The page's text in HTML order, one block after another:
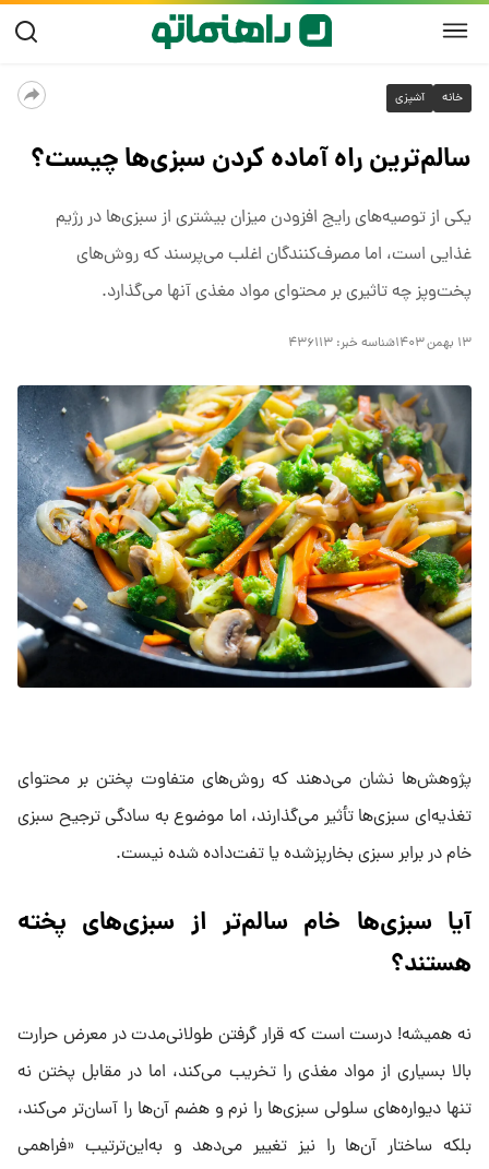
خانه آشپزی
سالم‌ترین راه آماده کردن سبزی‌ها چیست؟
یکی از توصیه‌های رایج افزودن میزان بیشتری از سبزی‌ها در رژیم
غذایی است، اما مصرف‌کنندگان اغلب می‌پرسند که روش‌های
پخت‌وپز چه تاثیری بر محتوای مواد مغذی آنها می‌گذارد.
۱۳ بهمن ۱۴۰۳ شناسه خبر: ۴۳۶۱۱۳
پژوهش‌ها نشان می‌دهند که روش‌های متفاوت پختن بر محتوای
تغذیه‌ای سبزی‌ها تأثیر می‌گذارند، اما موضوع به سادگی ترجیح سبزی
خام در برابر سبزی بخارپزشده یا تفت‌داده شده نیست.
آیا سبزی‌ها خام سالم‌تر از سبزی‌های پخته
هستند؟
نه همیشه! درست است که قرار گرفتن طولانی‌مدت در معرض حرارت
بالا بسیاری از مواد مغذی را تخریب می‌کند، اما در مقابل پختن نه
تنها دیواره‌های سلولی سبزی‌ها را نرم و هضم آن‌ها را آسان‌تر می‌کند،
بلکه ساختار آن‌ها را نیز تغییر می‌دهد و به‌این‌ترتیب «فراهمی